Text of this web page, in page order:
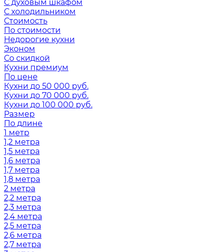
С духовым шкафом
С холодильником
Стоимость
По стоимости
Недорогие кухни
Эконом
Со скидкой
Кухни премиум
По цене
Кухни до 50 000 руб.
Кухни до 70 000 руб.
Кухни до 100 000 руб.
Размер
По длине
1 метр
1,2 метра
1,5 метра
1,6 метра
1,7 метра
1,8 метра
2 метра
2,2 метра
2,3 метра
2,4 метра
2,5 метра
2,6 метра
2,7 метра